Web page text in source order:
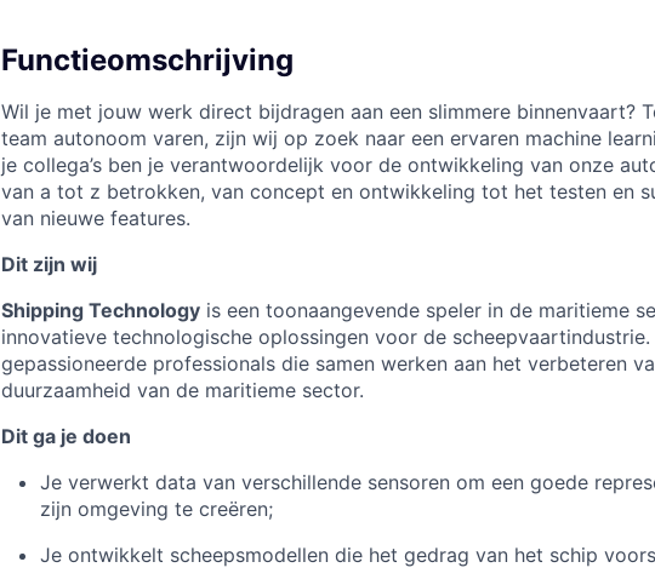
Functieomschrijving
Wil je met jouw werk direct bijdragen aan een slimmere binnenvaart?
team autonoom varen, zijn wij op zoek naar een ervaren machine
je collega’s ben je verantwoordelijk voor de ontwikkeling van onze
van a tot z betrokken, van concept en ontwikkeling tot het testen en
van nieuwe features.
Dit zijn wij
Shipping Technology is een toonaangevende speler in de maritieme
innovatieve technologische oplossingen voor de
gepassioneerde professionals die samen werken aan het verbeteren
duurzaamheid van de maritieme sector.
Dit ga je doen
Je verwerkt data van verschillende sensoren om een goede
zijn omgeving te creëren;
Je ontwikkelt scheepsmodellen die het gedrag van het schip